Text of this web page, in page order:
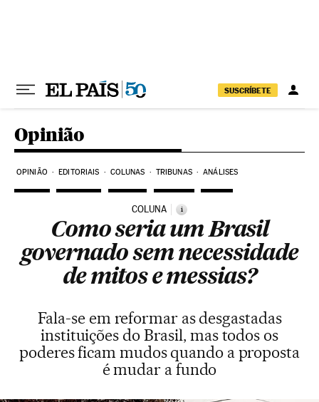
SUSCRÍBETE
Opinião
OPINIÃO EDITORIAIS COLUNAS TRIBUNAS ANÁLISES
COLUNA i
Como seria um Brasil
governado sem necessidade
de mitos e messias?
Fala-se em reformar as desgastadas
instituições do Brasil, mas todos os
poderes ficam mudos quando a proposta
é mudar a fundo